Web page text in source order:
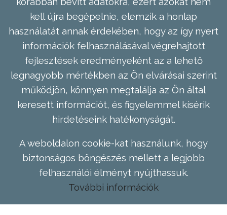
kell újra begépelnie, elemzik a honlap
használatát annak érdekében, hogy az így nyert
információk felhasználásával végrehajtott
fejlesztések eredményeként az a lehető
legnagyobb mértékben az Ön elvárásai szerint
működjön, könnyen megtalálja az Ön által
keresett információt, és figyelemmel kísérik
hirdetéseink hatékonyságát.
A weboldalon cookie-kat használunk, hogy
biztonságos böngészés mellett a legjobb
felhasználói élményt nyújthassuk.
További információk